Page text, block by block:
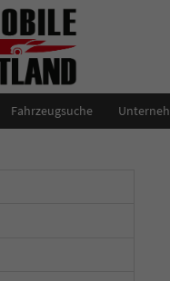
Fahrzeugsuche